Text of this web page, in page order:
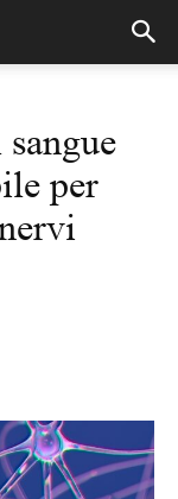
per